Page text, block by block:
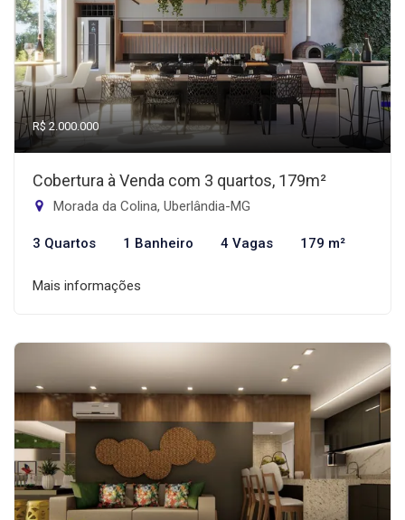
R$ 2.000.000
Cobertura à Venda com 3 quartos, 179m²
Morada da Colina, Uberlândia-MG
3 Quartos 1 Banheiro 4 Vagas 179 m²
Mais informações